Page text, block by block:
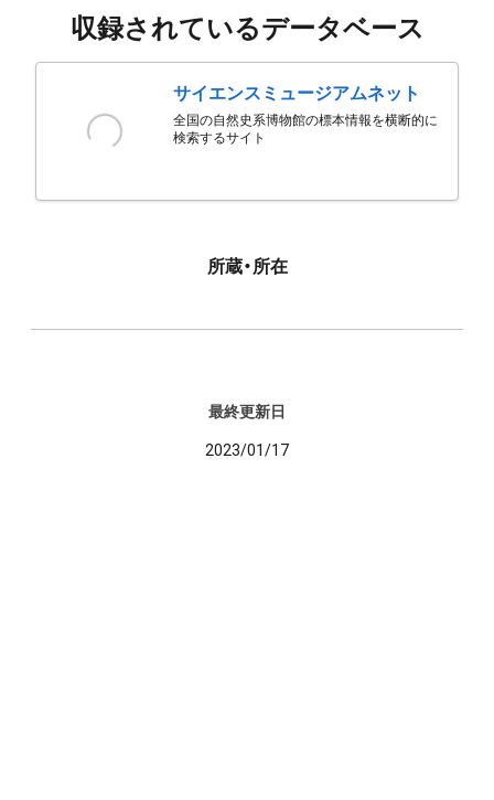
収録されているデータベース
サイエンスミュージアムネット
全国の自然史系博物館の標本情報を横断的に
検索するサイト
所蔵・所在
最終更新日
2023/01/17